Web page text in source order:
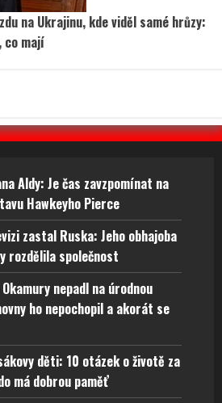
na Ukrajinu, kde viděl samé hrůzy:
co mají
Aldy: Je čas zavzpomínat na
Hawkeyho Pierce
zastal Ruska: Jeho obhajoba
rozdělila společnost
nepadl na úrodnou
ho nepochopil a akorát se
děti: 10 otázek o životě za
má dobrou paměť